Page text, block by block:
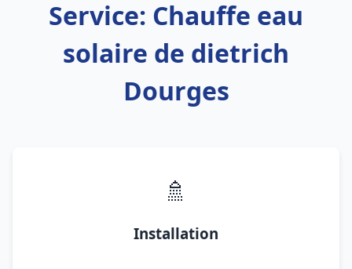
Service: Chauffe eau
solaire de dietrich
Dourges
🚿
Installation